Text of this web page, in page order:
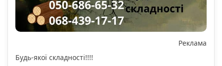
Реклама
Будь-якої складності!!!!